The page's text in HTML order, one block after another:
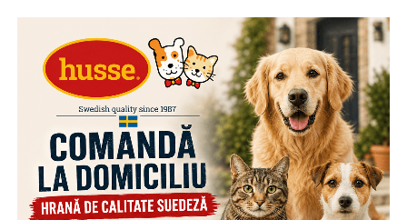
tipare
Ce ar trebui sa stii despre… TINE! (dacă vrei sa-ti
dezvolti afacerea)
Download [PDF GRATUIT]: https://bit.ly/2Ckq8jP
SITE: https://devorbacuantreprenorii.ro
FACEBOOK: